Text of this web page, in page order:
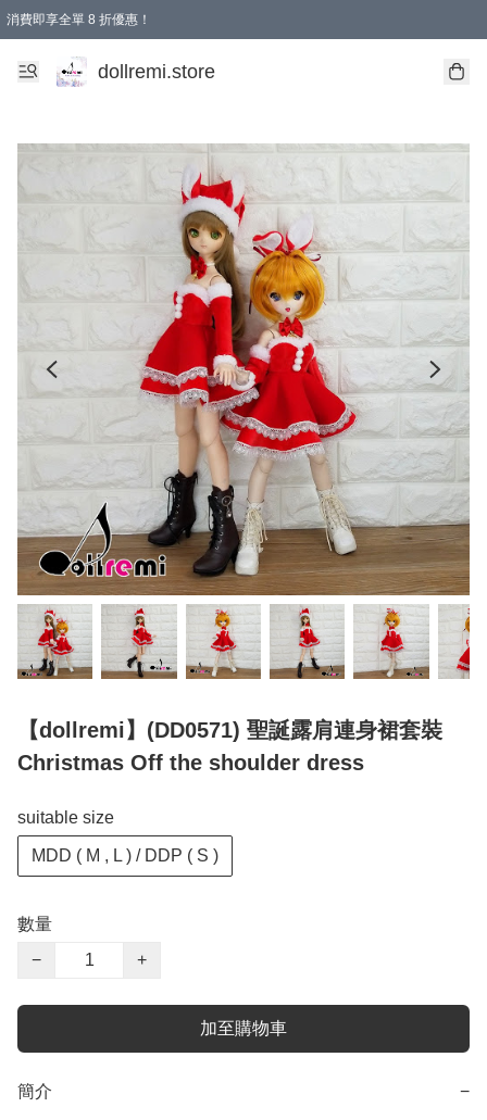
消費即享全單 8 折優惠！
購物滿 HKD 1500.00即享免運費優惠！（適用於 本地送貨、本地取貨、國際送貨 )
dollremi.store
【dollremi】(DD0571) 聖誕露肩連身裙套裝
Christmas Off the shoulder dress
suitable size
MDD ( M , L ) / DDP ( S )
數量
−
+
加至購物車
簡介 −